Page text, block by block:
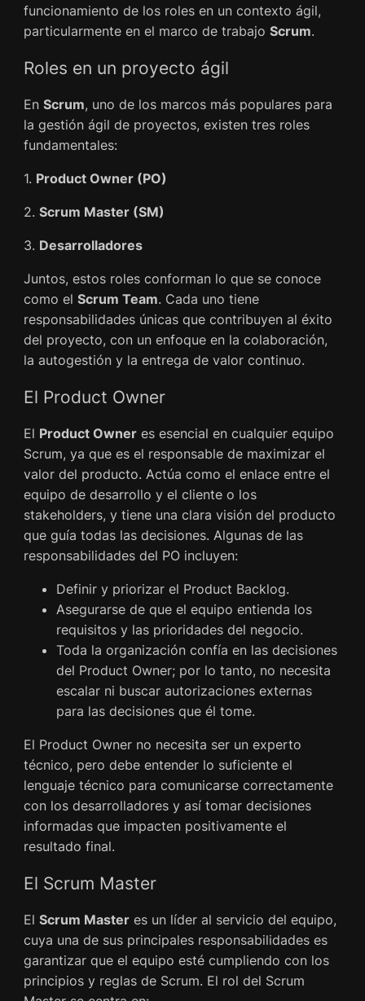
funcionamiento de los roles en un contexto ágil,
particularmente en el marco de trabajo Scrum.
Roles en un proyecto ágil
En Scrum, uno de los marcos más populares para
la gestión ágil de proyectos, existen tres roles
fundamentales:
1. Product Owner (PO)
2. Scrum Master (SM)
3. Desarrolladores
Juntos, estos roles conforman lo que se conoce
como el Scrum Team. Cada uno tiene
responsabilidades únicas que contribuyen al éxito
del proyecto, con un enfoque en la colaboración,
la autogestión y la entrega de valor continuo.
El Product Owner
El Product Owneres esencial en cualquier equipo
Scrum, ya que es el responsable de maximizar el
valor del producto. Actúa como el enlace entre el
equipo de desarrollo y el cliente o los
stakeholders, y tiene una clara visión del producto
que guía todas las decisiones. Algunas de las
responsabilidades del PO incluyen:
Definir y priorizar el Product Backlog.
Asegurarse de que el equipo entienda los
requisitos y las prioridades del negocio.
Toda la organización confía en las decisiones
del Product Owner; por lo tanto, no necesita
escalar ni buscar autorizaciones externas
para las decisiones que él tome.
El Product Owner no necesita ser un experto
técnico, pero debe entender lo suficiente el
lenguaje técnico para comunicarse correctamente
con los desarrolladores y así tomar decisiones
informadas que impacten positivamente el
resultado final.
El Scrum Master
El Scrum Masteres un líder al servicio del equipo,
cuya una de sus principales responsabilidades es
garantizar que el equipo esté cumpliendo con los
principios y reglas de Scrum. El rol del Scrum